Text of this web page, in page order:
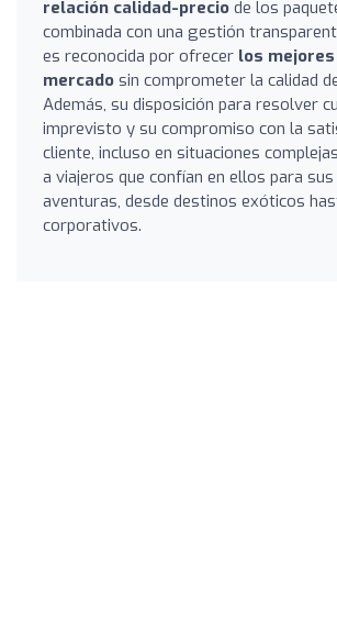
relación calidad-precio de los
combinada con una gestión
es reconocida por ofrecer los
mercado sin comprometer la calidad
Además, su disposición para resolver
imprevisto y su compromiso con la
cliente, incluso en situaciones
a viajeros que confían en ellos para
aventuras, desde destinos exóticos
corporativos.